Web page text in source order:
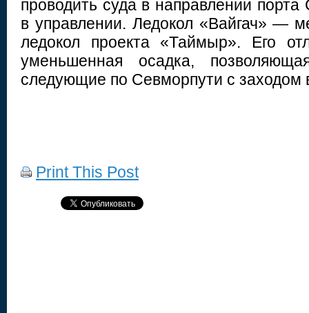
проводить суда в направлении
в управлении. Ледокол «Вайгач» —
ледокол проекта «Таймыр». Его
уменьшенная осадка,
следующие по Севморпути с заходом
Print This Post